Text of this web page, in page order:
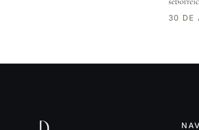
30 DE